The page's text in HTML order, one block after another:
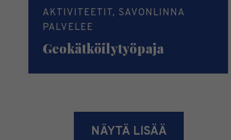
AKTIVITEETIT, SAVONLINNA
PALVELEE
Geokätköilytyöpaja
NÄYTÄ LISÄÄ